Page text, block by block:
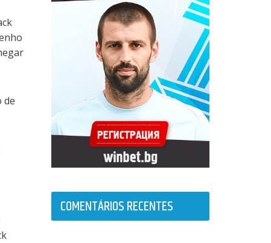
de
COMENTÁRIOS RECENTES